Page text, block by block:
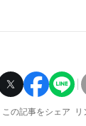
この記事をシェア